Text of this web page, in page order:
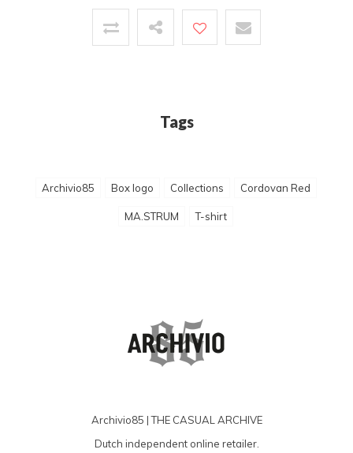
Tags
Archivio85 Box logo Collections Cordovan Red
MA.STRUM T-shirt
Archivio85 | THE CASUAL ARCHIVE
Dutch independent online retailer.